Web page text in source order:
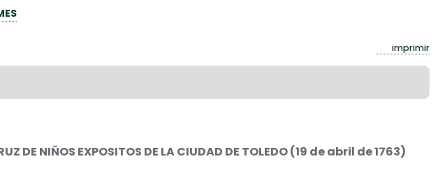
imprimir
DE NIÑOS EXPOSITOS DE LA CIUDAD DE TOLEDO (19 de abril de 1763)